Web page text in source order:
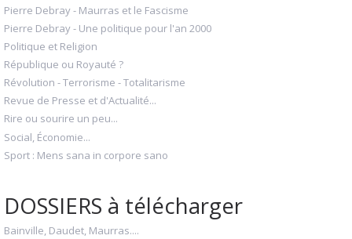
Pierre Debray - Maurras et le Fascisme
Pierre Debray - Une politique pour l'an 2000
Politique et Religion
République ou Royauté ?
Révolution - Terrorisme - Totalitarisme
Revue de Presse et d'Actualité...
Rire ou sourire un peu...
Social, Économie...
Sport : Mens sana in corpore sano
DOSSIERS à télécharger
Bainville, Daudet, Maurras....